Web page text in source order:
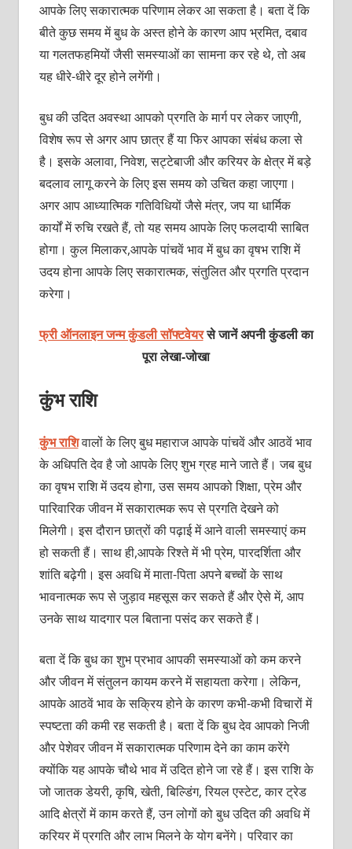
आपके लिए सकारात्मक परिणाम लेकर आ सकता है। बता दें कि
बीते कुछ समय में बुध के अस्त होने के कारण आप भ्रमित, दबाव
या गलतफहमियों जैसी समस्याओं का सामना कर रहे थे, तो अब
यह धीरे-धीरे दूर होने लगेंगी।
बुध की उदित अवस्था आपको प्रगति के मार्ग पर लेकर जाएगी,
विशेष रूप से अगर आप छात्र हैं या फिर आपका संबंध कला से
है। इसके अलावा, निवेश, सट्टेबाजी और करियर के क्षेत्र में बड़े
बदलाव लागू करने के लिए इस समय को उचित कहा जाएगा।
अगर आप आध्यात्मिक गतिविधियों जैसे मंत्र, जप या धार्मिक
कार्यों में रुचि रखते हैं, तो यह समय आपके लिए फलदायी साबित
होगा। कुल मिलाकर,आपके पांचवें भाव में बुध का वृषभ राशि में
उदय होना आपके लिए सकारात्मक, संतुलित और प्रगति प्रदान
करेगा।
फ्री ऑनलाइन जन्म कुंडली सॉफ्टवेयरसे जानें अपनी कुंडली का
पूरा लेखा-जोखा
कुंभ राशि
कुंभ राशिवालों के लिए बुध महाराज आपके पांचवें और आठवें भाव
के अधिपति देव है जो आपके लिए शुभ ग्रह माने जाते हैं। जब बुध
का वृषभ राशि में उदय होगा, उस समय आपको शिक्षा, प्रेम और
पारिवारिक जीवन में सकारात्मक रूप से प्रगति देखने को
मिलेगी। इस दौरान छात्रों की पढ़ाई में आने वाली समस्याएं कम
हो सकती हैं। साथ ही,आपके रिश्ते में भी प्रेम, पारदर्शिता और
शांति बढ़ेगी। इस अवधि में माता-पिता अपने बच्चों के साथ
भावनात्मक रूप से जुड़ाव महसूस कर सकते हैं और ऐसे में, आप
उनके साथ यादगार पल बिताना पसंद कर सकते हैं।
बता दें कि बुध का शुभ प्रभाव आपकी समस्याओं को कम करने
और जीवन में संतुलन कायम करने में सहायता करेगा। लेकिन,
आपके आठवें भाव के सक्रिय होने के कारण कभी-कभी विचारों में
स्पष्टता की कमी रह सकती है। बता दें कि बुध देव आपको निजी
और पेशेवर जीवन में सकारात्मक परिणाम देने का काम करेंगे
क्योंकि यह आपके चौथे भाव में उदित होने जा रहे हैं। इस राशि के
जो जातक डेयरी, कृषि, खेती, बिल्डिंग, रियल एस्टेट, कार ट्रेड
आदि क्षेत्रों में काम करते हैं, उन लोगों को बुध उदित की अवधि में
करियर में प्रगति और लाभ मिलने के योग बनेंगे। परिवार का